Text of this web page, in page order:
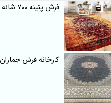
فرش پتینه 700 شانه کهنه نما
کارخانه فرش جماران